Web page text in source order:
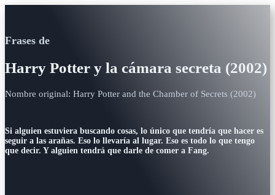
Frases de
Harry Potter y la cámara secreta (2002)
Nombre original: Harry Potter and the Chamber of Secrets (2002)
Si alguien estuviera buscando cosas, lo único que tendría que hacer es
seguir a las arañas. Eso lo llevaría al lugar. Eso es todo lo que tengo
que decir. Y alguien tendrá que darle de comer a Fang.